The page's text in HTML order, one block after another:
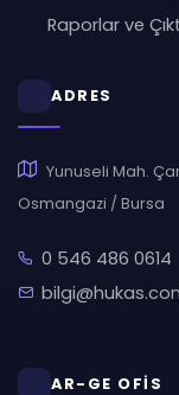
Raporlar ve
ADRES
Yunuseli Mah.
Osmangazi / Bursa
0 546 486 0614
AR-GE OFİS